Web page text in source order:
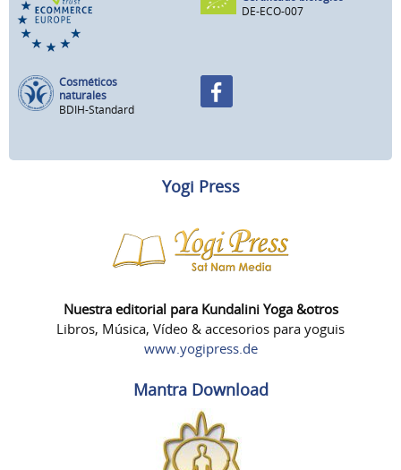
DE-ECO-007
Cosméticos
naturales
BDIH-Standard
Yogi Press
Nuestra editorial para Kundalini Yoga &otros
Libros, Música, Vídeo & accesorios para yoguis
www.yogipress.de
Mantra Download